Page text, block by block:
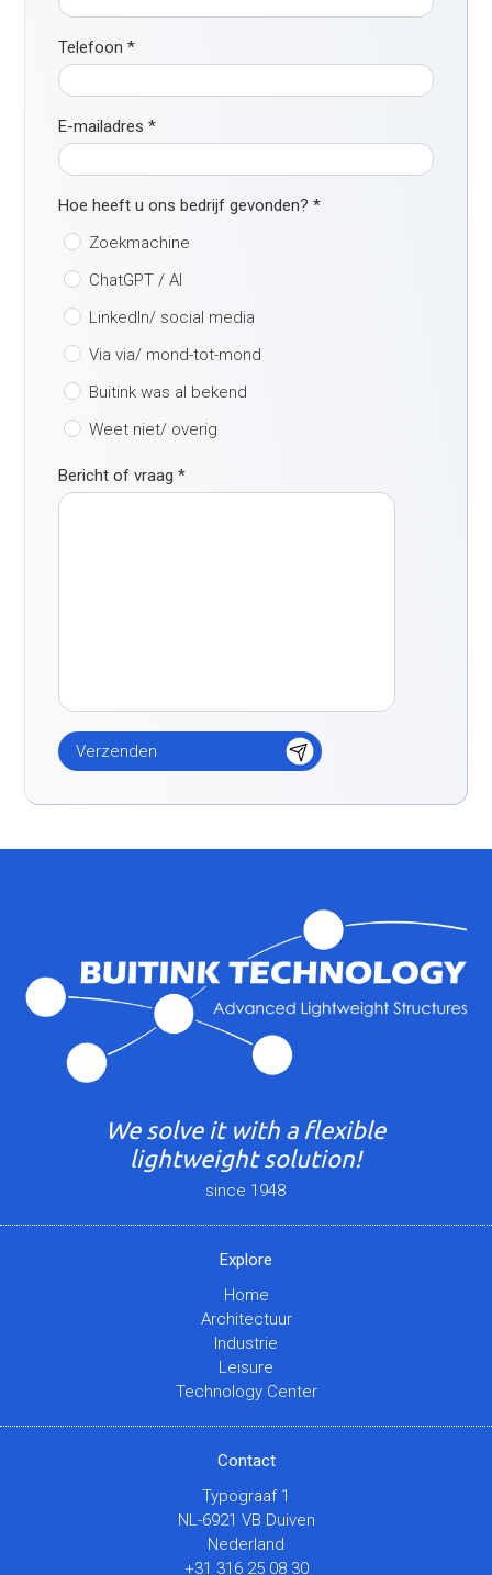
Telefoon*
E-mailadres*
Hoe heeft u ons bedrijf gevonden?*
Zoekmachine
ChatGPT / AI
LinkedIn/ social media
Via via/ mond-tot-mond
Buitink was al bekend
Weet niet/ overig
Bericht of vraag*
We solve it with a flexible
lightweight solution!
since 1948
Explore
Home
Architectuur
Industrie
Leisure
Technology Center
Contact
Typograaf 1
NL-6921 VB Duiven
Nederland
+31 316 25 08 30